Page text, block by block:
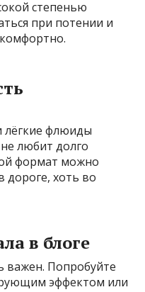
степенью
при потении и
лёгкие флюиды
любит долго
формат можно
дороге, хоть во
в блоге
важен. Попробуйте
эффектом или